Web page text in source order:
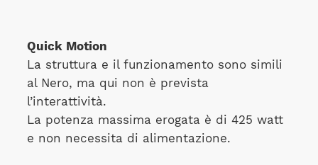
Quick Motion
La struttura e il funzionamento sono simili
al Nero, ma qui non è prevista
l’interattività.
La potenza massima erogata è di 425 watt
e non necessita di alimentazione.